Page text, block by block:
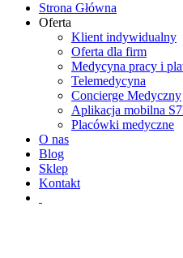
Strona Główna
Oferta
Klient indywidualny
Oferta dla firm
Medycyna pracy i
Telemedycyna
Concierge Medyczny
Aplikacja mobilna
Placówki medyczne
O nas
Blog
Sklep
Kontakt